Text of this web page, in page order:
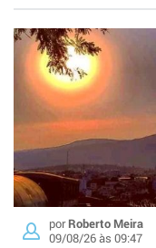
porRoberto Meira
09/08/26 às 09:47